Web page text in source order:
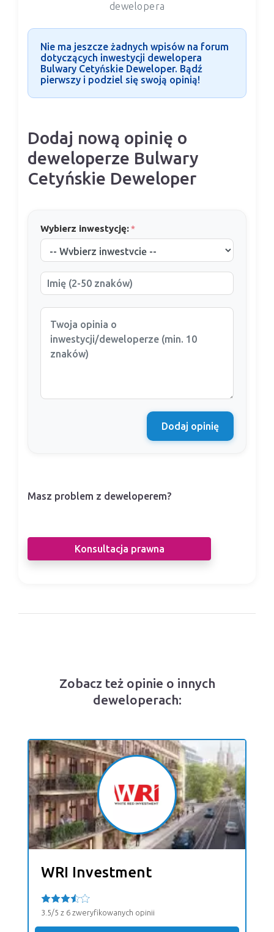
dewelopera
Nie ma jeszcze żadnych wpisów na forum
dotyczących inwestycji dewelopera
Bulwary Cetyńskie Deweloper. Bądź
pierwszy i podziel się swoją opinią!
Dodaj nową opinię o
deweloperze Bulwary
Cetyńskie Deweloper
Wybierz inwestycję:*
Dodaj opinię
Masz problem z deweloperem?
Konsultacja prawna
Zobacz też opinie o innych
deweloperach:
WRI Investment
3.5/5 z 6 zweryfikowanych opinii